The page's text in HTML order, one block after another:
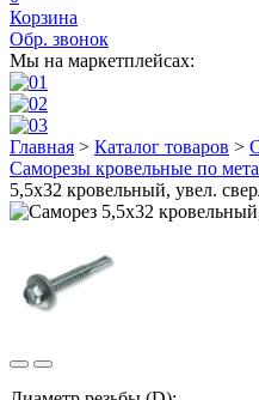
Корзина
Обр. звонок
Мы на маркетплейсах:
Главная > Каталог товаров >
Саморезы кровельные по
5,5х32 кровельный, увел.